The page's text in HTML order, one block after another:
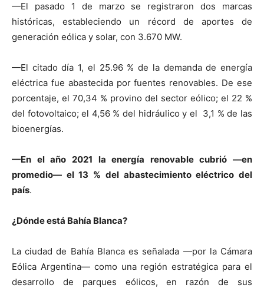
—El pasado 1 de marzo se registraron dos marcas
históricas, estableciendo un récord de aportes de
generación eólica y solar, con 3.670 MW.
—El citado día 1, el 25.96 % de la demanda de energía
eléctrica fue abastecida por fuentes renovables. De ese
porcentaje, el 70,34 % provino del sector eólico; el 22 %
del fotovoltaico; el 4,56 % del hidráulico y el 3,1 % de las
bioenergías.
—En el año 2021 la energía renovable cubrió —en
promedio— el 13 % del abastecimiento eléctrico del
país.
¿Dónde está Bahía Blanca?
La ciudad de Bahía Blanca es señalada —por la Cámara
Eólica Argentina— como una región estratégica para el
desarrollo de parques eólicos, en razón de sus